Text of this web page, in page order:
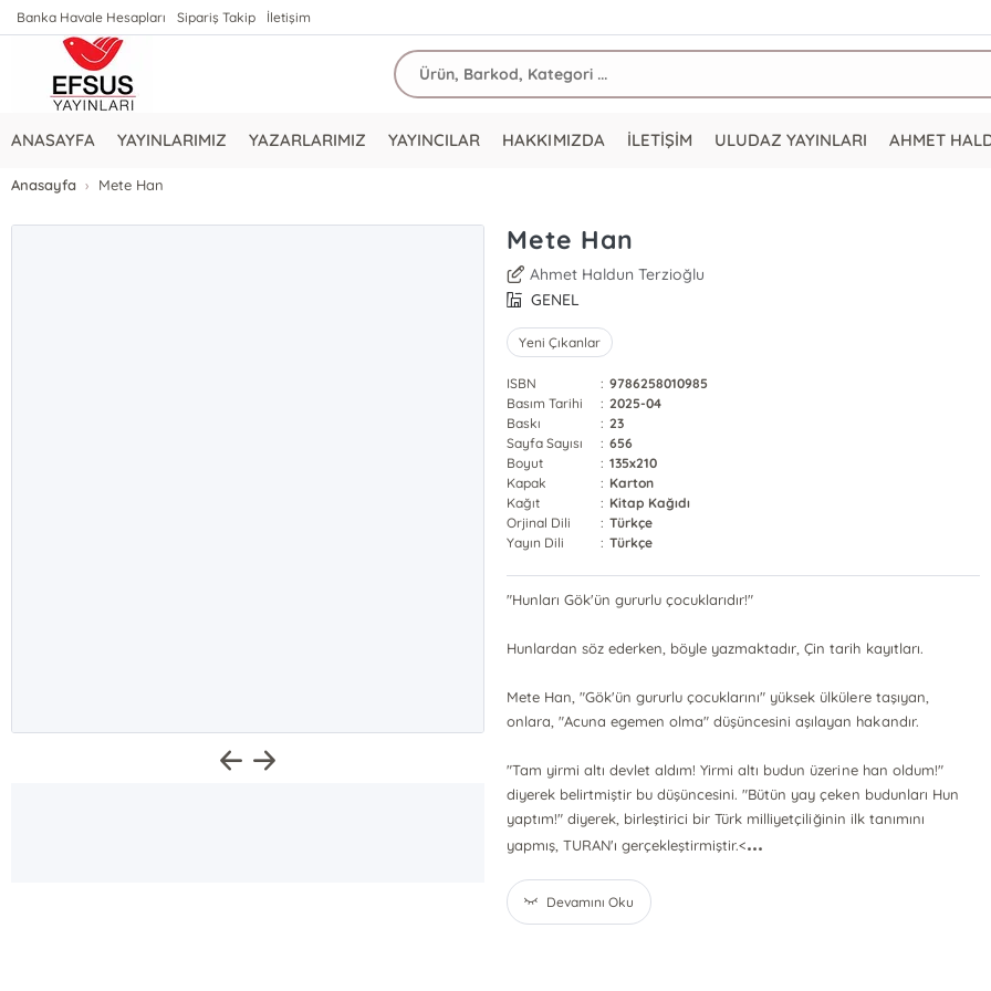
Banka Havale Hesapları Sipariş Takip İletişim
ANASAYFA YAYINLARIMIZ YAZARLARIMIZ YAYINCILAR HAKKIMIZDA İLETİŞİM ULUDAZ YAYINLARI AHMET
Anasayfa Mete Han
Mete Han
Ahmet Haldun Terzioğlu
GENEL
Yeni Çıkanlar
ISBN : 9786258010985
Basım Tarihi
: 2025-04
Baskı
: 23
Sayfa Sayısı
: 656
Boyut
: 135x210
Kapak
: Karton
Kağıt
: Kitap Kağıdı
Orjinal Dili
: Türkçe
Yayın Dili
: Türkçe
"Hunları Gök'ün gururlu çocuklarıdır!"
Hunlardan söz ederken, böyle yazmaktadır, Çin tarih kayıtları.
Mete Han, "Gök'ün gururlu çocuklarını" yüksek ülkülere taşıyan,
onlara, "Acuna egemen olma" düşüncesini aşılayan hakandır.
"Tam yirmi altı devlet aldım! Yirmi altı budun üzerine han oldum!"
diyerek belirtmiştir bu düşüncesini. "Bütün yay çeken budunları Hun
yaptım!" diyerek, birleştirici bir Türk milliyetçiliğinin ilk tanımını
yapmış, TURAN'ı gerçekleştirmiştir.<...
Devamını Oku